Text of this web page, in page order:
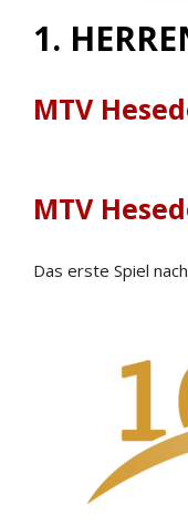
1.
MTV
MTV
Das erste Spiel